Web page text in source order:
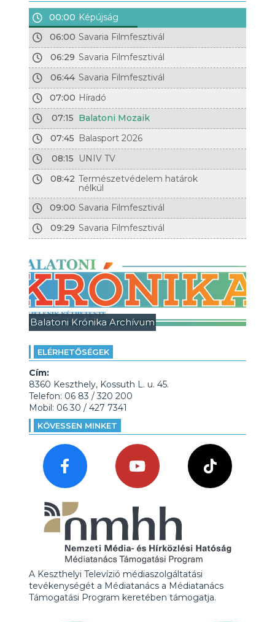
00:00 Képújság
06:00 Savaria Filmfesztivál
06:29 Savaria Filmfesztivál
06:44 Savaria Filmfesztivál
07:00 Híradó
07:15 Balatoni Mozaik
07:45 Balasport 2026
08:15
UNIV TV
08:42 Természetvédelem határok
nélkül
09:00 Savaria Filmfesztivál
09:29 Savaria Filmfesztivál
Balatoni Krónika Archívum
ELÉRHETŐSÉGEK
Cím:
8360 Keszthely, Kossuth L. u. 45.
Telefon: 06 83 / 320 200
Mobil: 06 30 / 427 7341
KÖVESSEN MINKET
A Keszthelyi Televízió médiaszolgáltatási
tevékenységét a Médiatanács a Médiatanács
Támogatási Program keretében támogatja.